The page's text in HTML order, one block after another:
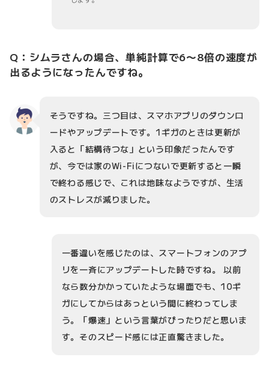
Q：シムラさんの場合、単純計算で6〜8倍の速度が
出るようになったんですね。
そうですね。三つ目は、スマホアプリのダウンロ
ードやアップデートです。1ギガのときは更新が
入ると「結構待つな」という印象だったんです
が、今では家のWi-Fiにつないで更新すると一瞬
で終わる感じで、これは地味なようですが、生活
のストレスが減りました。
一番違いを感じたのは、スマートフォンのアプ
リを一斉にアップデートした時ですね。 以前
なら数分かかっていたような場面でも、10ギ
ガにしてからはあっという間に終わってしま
う。「爆速」という言葉がぴったりだと思いま
す。そのスピード感には正直驚きました。